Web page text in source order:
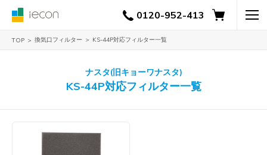
0120-952-413
TOP 換気口フィルター KS-44P対応フィルター一覧
ナスタ(旧キョーワナスタ)
KS-44P対応フィルター一覧